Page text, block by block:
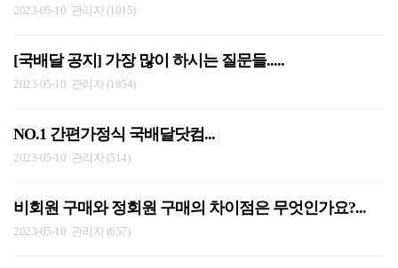
2023-05-10 관리자 (1015)
[국배달 공지] 가장 많이 하시는 질문들.....
2023-05-10 관리자 (1854)
NO.1 간편가정식 국배달닷컴...
2023-05-10 관리자 (514)
비회원 구매와 정회원 구매의 차이점은 무엇인가요?...
2023-05-10 관리자 (657)